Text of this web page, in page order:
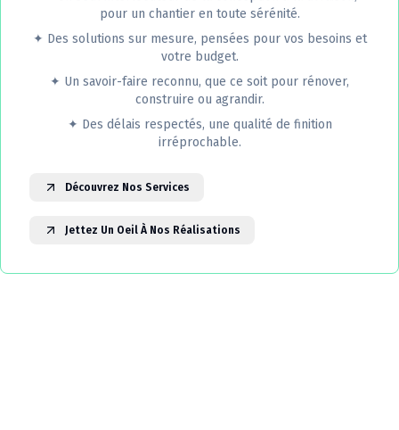
pour un chantier en toute sérénité.
✦ Des solutions sur mesure, pensées pour vos besoins et
votre budget.
✦ Un savoir-faire reconnu, que ce soit pour rénover,
construire ou agrandir.
✦ Des délais respectés, une qualité de finition
irréprochable.
Découvrez Nos Services
Jettez Un Oeil À Nos Réalisations